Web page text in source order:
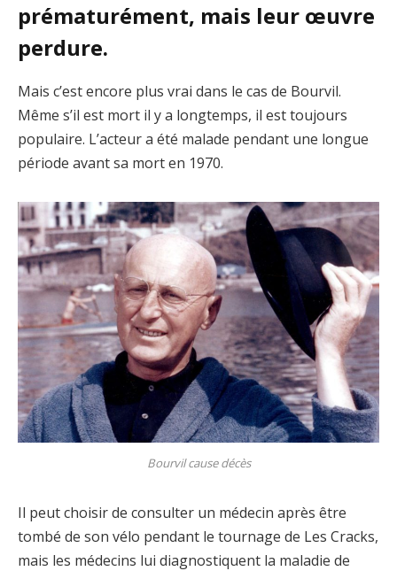
prématurément, mais leur œuvre
perdure.
Mais c’est encore plus vrai dans le cas de Bourvil.
Même s’il est mort il y a longtemps, il est toujours
populaire. L’acteur a été malade pendant une longue
période avant sa mort en 1970.
Bourvil cause décès
Il peut choisir de consulter un médecin après être
tombé de son vélo pendant le tournage de Les Cracks,
mais les médecins lui diagnostiquent la maladie de